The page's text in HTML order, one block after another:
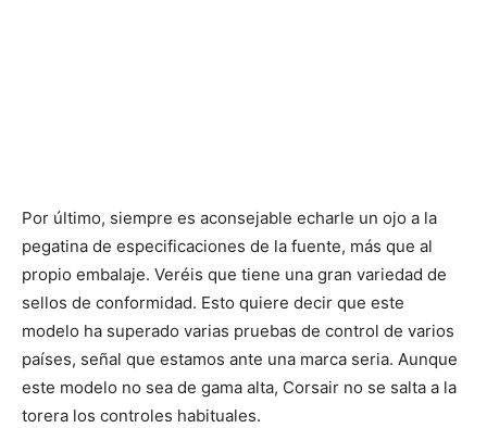
Por último, siempre es aconsejable echarle un ojo a la
pegatina de especificaciones de la fuente, más que al
propio embalaje. Veréis que tiene una gran variedad de
sellos de conformidad. Esto quiere decir que este
modelo ha superado varias pruebas de control de varios
países, señal que estamos ante una marca seria. Aunque
este modelo no sea de gama alta, Corsair no se salta a la
torera los controles habituales.